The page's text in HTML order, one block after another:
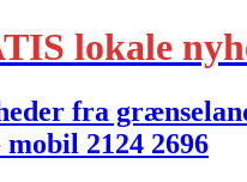
lokale
fra
2124 2696